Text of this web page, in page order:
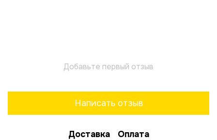
Добавьте первый отзыв
Написать отзыв
Доставка Оплата